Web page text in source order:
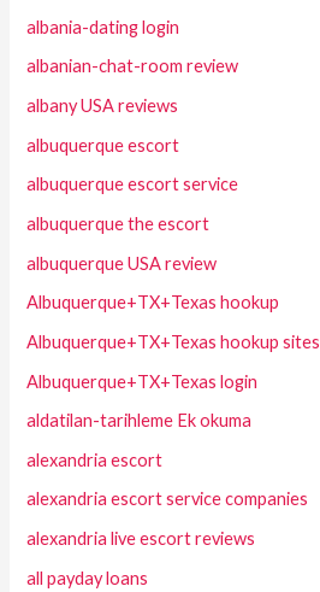
albania-dating login
albanian-chat-room review
albany USA reviews
albuquerque escort
albuquerque escort service
albuquerque the escort
albuquerque USA review
Albuquerque+TX+Texas hookup
Albuquerque+TX+Texas hookup sites
Albuquerque+TX+Texas login
aldatilan-tarihleme Ek okuma
alexandria escort
alexandria escort service companies
alexandria live escort reviews
all payday loans